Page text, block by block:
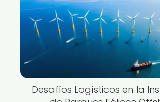
Desafíos Logísticos en la